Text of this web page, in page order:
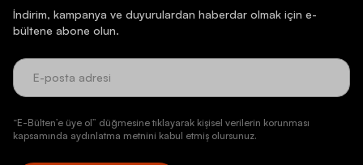
İndirim, kampanya ve duyurulardan haberdar olmak için e-
bültene abone olun.
“E-Bülten’e üye ol” düğmesine tıklayarak kişisel verilerin korunması
kapsamında aydınlatma metnini kabul etmiş olursunuz.